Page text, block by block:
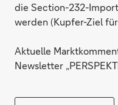
die Section-232-
werden (Kupfer-Ziel für
Aktuelle
Newsletter